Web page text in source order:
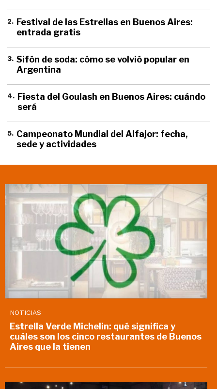
2. Festival de las Estrellas en Buenos Aires:
entrada gratis
3. Sifón de soda: cómo se volvió popular en
Argentina
4. Fiesta del Goulash en Buenos Aires: cuándo
será
5. Campeonato Mundial del Alfajor: fecha,
sede y actividades
NOTICIAS
Estrella Verde Michelin: qué significa y
cuáles son los cinco restaurantes de Buenos
Aires que la tienen